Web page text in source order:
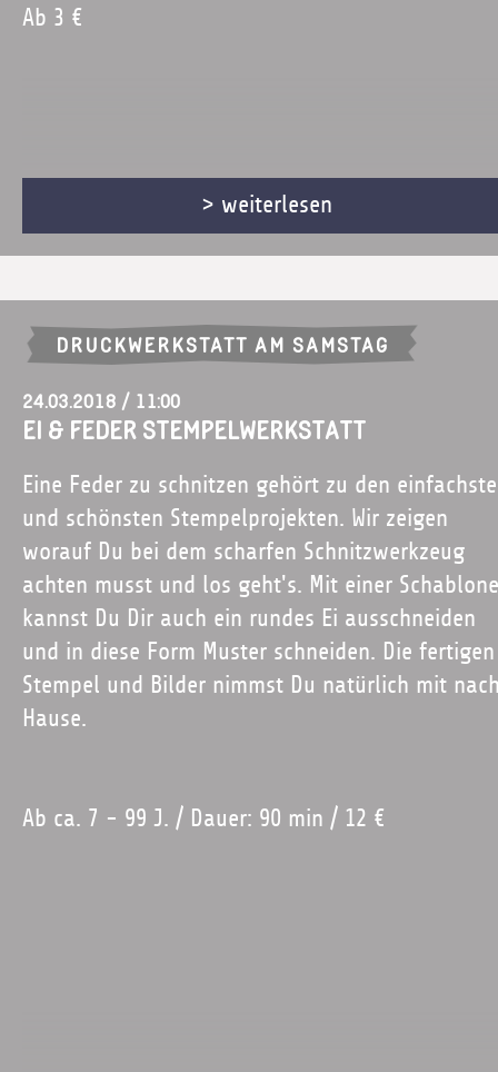
Ab 3 €
> weiterlesen
DRUCKWERKSTATT AM SAMSTAG
24.03.2018 / 11:00
Ei & Feder Stempelwerkstatt
Eine Feder zu schnitzen gehört zu den
und schönsten Stempelprojekten. Wir zeigen
worauf Du bei dem scharfen Schnitzwerkzeug
achten musst und los geht's. Mit einer Schablone
kannst Du Dir auch ein rundes Ei ausschneiden
und in diese Form Muster schneiden. Die fertigen
Stempel und Bilder nimmst Du natürlich mit
Hause.
Ab ca. 7 - 99 J. / Dauer: 90 min / 12 €